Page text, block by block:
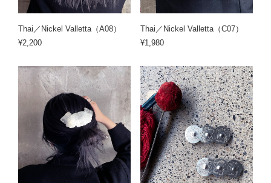
Thai／Nickel Valletta（A08）
¥2,200
Thai／Nickel Valletta（C07）
¥1,980